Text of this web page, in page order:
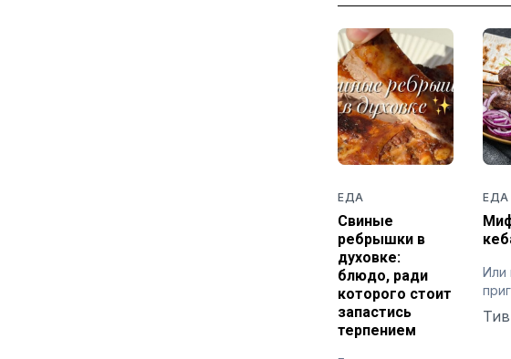
ЕДА
Свиные
ребрышки в
духовке:
блюдо, ради
которого стоит
запастись
терпением
ЕДА
Или